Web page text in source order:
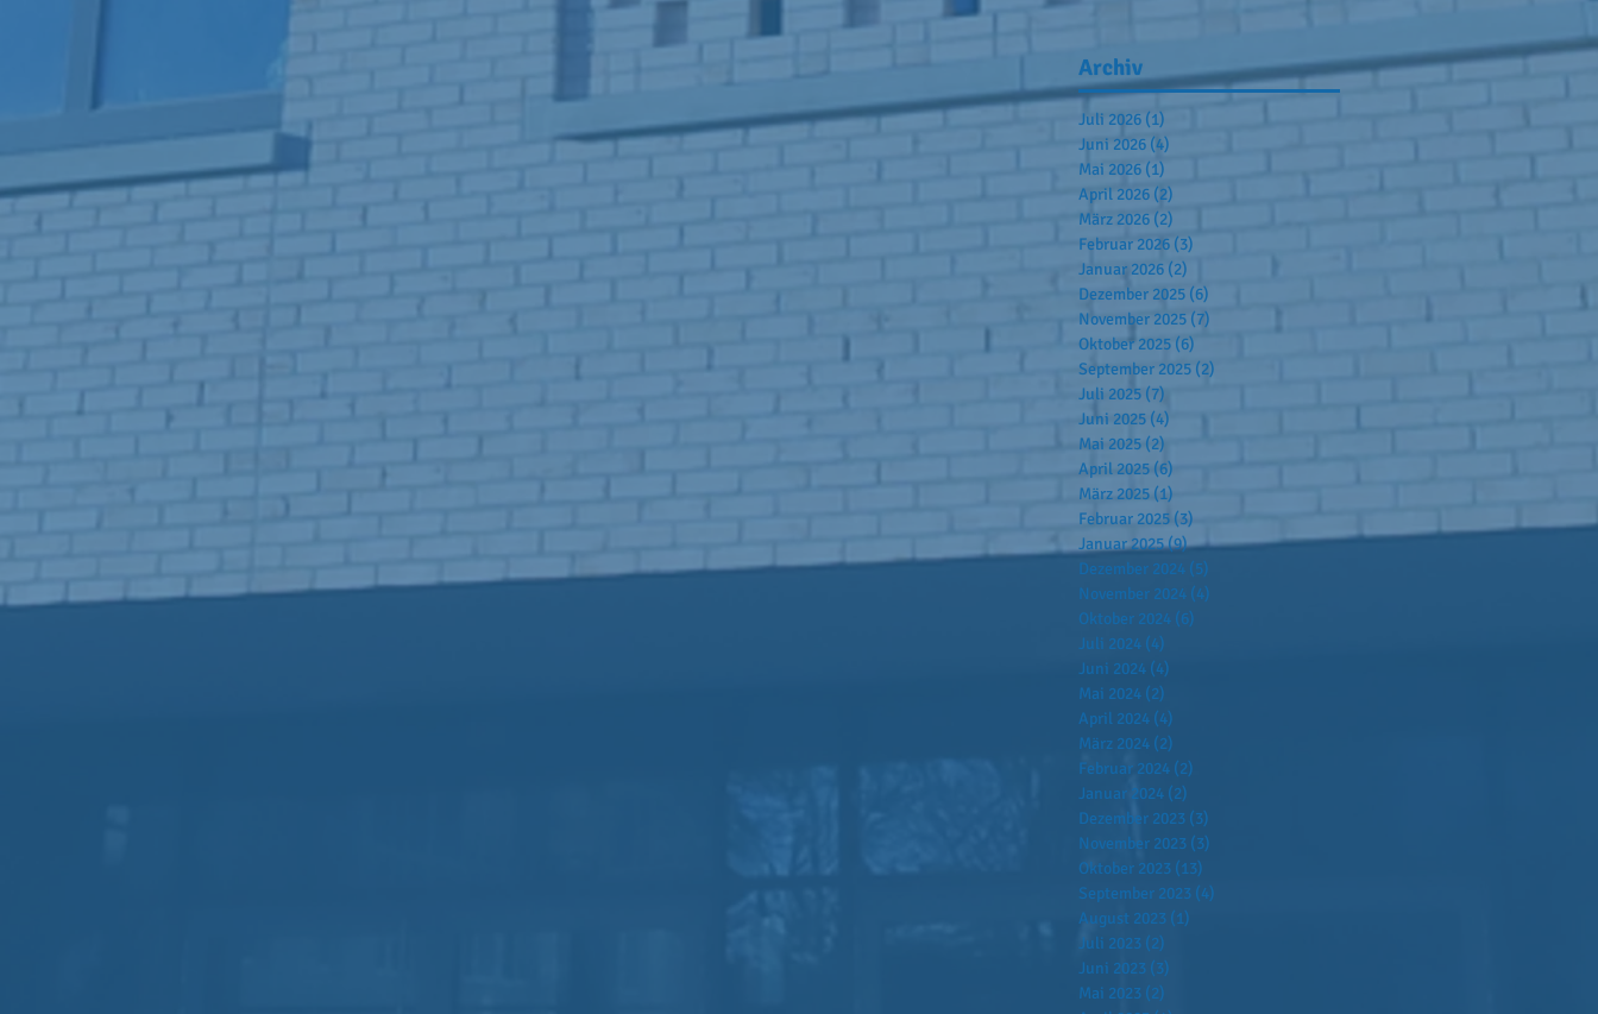
Archiv
Juli 2026 (1)
Juni 2026 (4)
Mai 2026 (1)
April 2026 (2)
März 2026 (2)
Februar 2026 (3)
Januar 2026 (2)
Dezember 2025 (6)
November 2025 (7)
Oktober 2025 (6)
September 2025 (2)
Juli 2025 (7)
Juni 2025 (4)
Mai 2025 (2)
April 2025 (6)
März 2025 (1)
Februar 2025 (3)
Januar 2025(9)9 Beiträge
Dezember 2024 (5)
November 2024 (4)
Oktober 2024 (6)
Juli 2024 (4)
Juni 2024 (4)
Mai 2024 (2)
April 2024 (4)
März 2024 (2)
Februar 2024 (2)
Januar 2024 (2)
Dezember 2023 (3)
November 2023 (3)
Oktober 2023 (13)
September 2023 (4)
August 2023 (1)
Juli 2023 (2)
Juni 2023 (3)
Mai 2023 (2)